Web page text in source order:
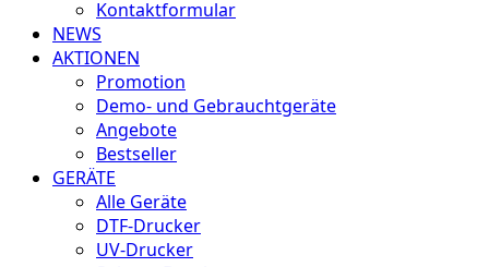
Kontaktformular
NEWS
AKTIONEN
Promotion
Demo- und Gebrauchtgeräte
Angebote
Bestseller
GERÄTE
Alle Geräte
DTF-Drucker
UV-Drucker